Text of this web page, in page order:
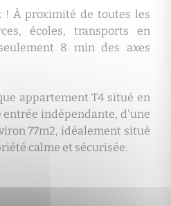
! À proximité de toutes les
écoles, transports en
8 min des axes
appartement T4 situé en
indépendante, d'une
77m2, idéalement situé
calme et sécurisée.